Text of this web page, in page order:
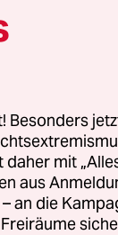
Besonders
mit
aus
an die